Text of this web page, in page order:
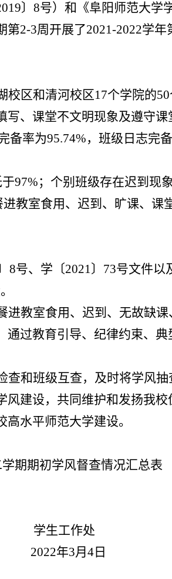
〕 8号）和《阜阳师范大学
第2-3周开展了2021-2022学年
校区和清河校区17个学院的50
写、课堂不文明现象及遵守
备率为95.74%，班级日志完
97%；个别班级存在迟到现
进教室食用 、 迟到、旷课、课
8号、学〔2021〕73号文件以
。
进教室食用 、 迟到、无故缺
通过教育引导、纪律约束、典
查和班级互查， 及时将学风
风建设，共同维护和发扬我
高水平师范大学建设。
学期期初学风督查情况汇总表
处
2年3月 4 日